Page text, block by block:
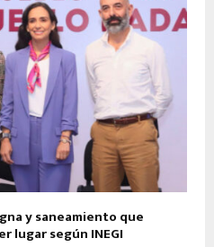
y saneamiento que
lugar según INEGI